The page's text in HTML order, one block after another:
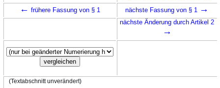
← frühere Fassung von § 1 nächste Fassung von § 1 →
nächste Änderung durch Artikel 2
→
(Textabschnitt unverändert)